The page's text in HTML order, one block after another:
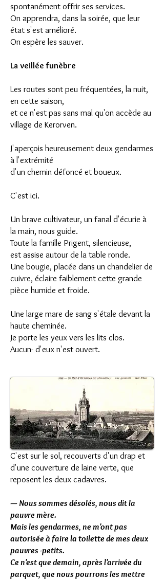
spontanément offrir ses services.
On apprendra, dans la soirée, que leur
état s'est amélioré.
On espère les sauver.
C'est sur le sol, recouverts d'un drap et
d'une couverture de laine verte, que
reposent les deux cadavres.
— Nous sommes désolés, nous dit la
pauvre mère.
Mais les gendarmes, ne m'ont pas
autorisée à faire la toilette de mes deux
pauvres -petits.
Ce n'est que demain, après l'arrivée du
parquet, que nous pourrons les mettre
La veillée funèbre
Les routes sont peu fréquentées, la nuit,
en cette saison,
et ce n'est pas sans mal qu'on accède au
village de Kerorven.
J'aperçois heureusement deux gendarmes
à l'extrémité
d'un chemin défoncé et boueux.
C'est ici.
Un brave cultivateur, un fanal d'écurie à
la main, nous guide.
Toute la famille Prigent, silencieuse,
est assise autour de la table ronde.
Une bougie, placée dans un chandelier de
cuivre, éclaire faiblement cette grande
pièce humide et froide.
Une large mare de sang s'étale devant la
haute cheminée.
Je porte les yeux vers les lits clos.
Aucun- d'eux n'est ouvert.